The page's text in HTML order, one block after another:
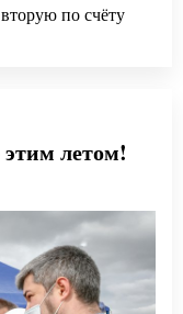
по счёту
летом!